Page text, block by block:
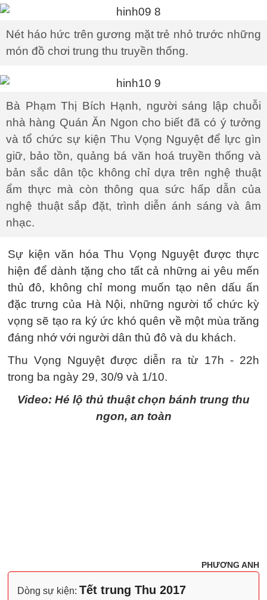
Nét háo hức trên gương mặt trẻ nhỏ trước những
món đồ chơi trung thu truyền thống.
Bà Phạm Thị Bích Hạnh, người sáng lập chuỗi
nhà hàng Quán Ăn Ngon cho biết đã có ý tưởng
và tổ chức sự kiện Thu Vọng Nguyệt để lực gìn
giữ, bảo tồn, quảng bá văn hoá truyền thống và
bản sắc dân tộc không chỉ dựa trên nghệ thuật
ẩm thực mà còn thông qua sức hấp dẫn của
nghệ thuật sắp đặt, trình diễn ánh sáng và âm
nhạc.
Sự kiện văn hóa Thu Vọng Nguyệt được thực
hiện để dành tặng cho tất cả những ai yêu mến
thủ đô, không chỉ mong muốn tạo nên dấu ấn
đặc trưng của Hà Nội, những người tổ chức kỳ
vọng sẽ tạo ra ký ức khó quên về một mùa trăng
đáng nhớ với người dân thủ đô và du khách.
Thu Vọng Nguyệt được diễn ra từ 17h - 22h
trong ba ngày 29, 30/9 và 1/10.
Video: Hé lộ thủ thuật chọn bánh trung thu
ngon, an toàn
PHƯƠNG ANH
Dòng sự kiện: Tết trung Thu 2017